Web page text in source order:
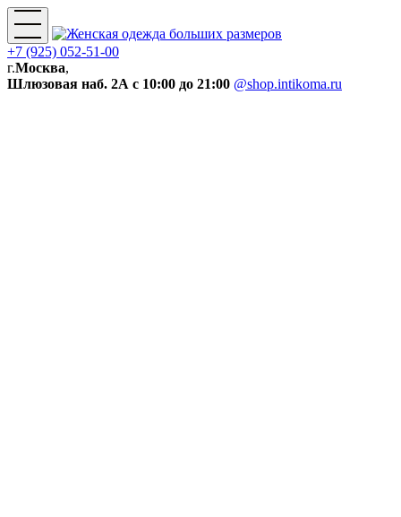
+7 (925) 052-51-00
г.Москва,
Шлюзовая наб. 2А с 10:00 до 21:00 @shop.intikoma.ru